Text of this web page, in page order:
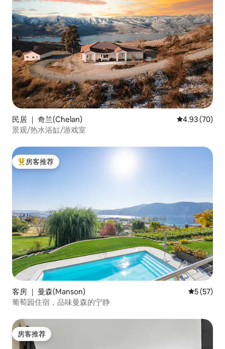
民居 ｜ 奇兰(Chelan) 平均评分
4.93 (70)
景观/热水浴缸/游戏室
热门「房客推荐」
房客推荐
客房 ｜ 曼森(Manson) 平均评分
5 (57)
葡萄园住宿，品味曼森的宁静
房客推荐
房客推荐